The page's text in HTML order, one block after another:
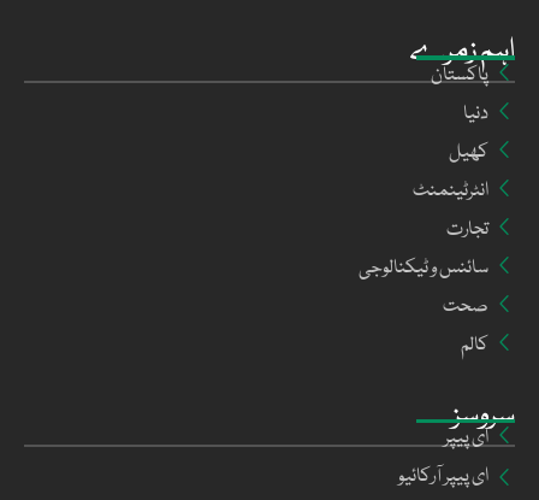
سروسز
ای پیپر
ای پیپر آرکائیو
اہم زمرے
پاکستان
دنیا
کھیل
انٹرٹینمنٹ
تجارت
سائنس و ٹیکنالوجی
صحت
کالم